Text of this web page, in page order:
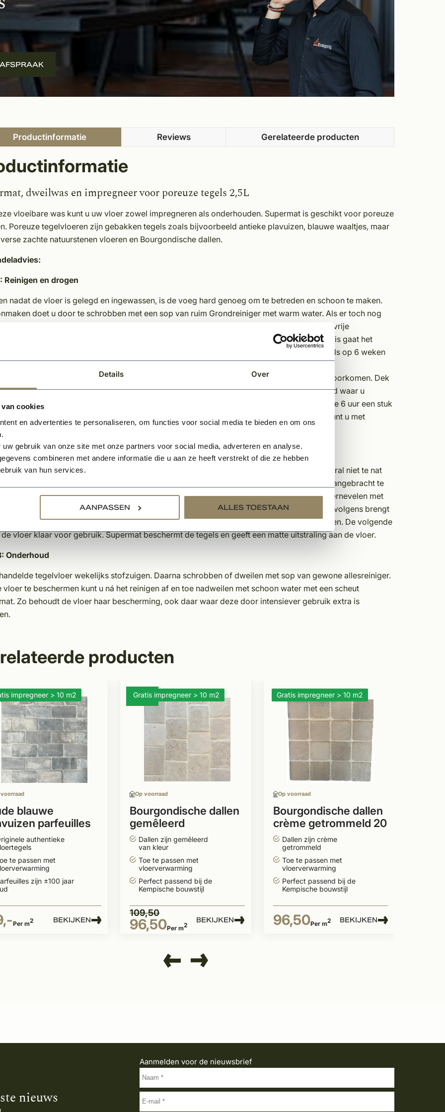
Details Over
cookies
en advertenties te personaliseren, om functies voor social media te bieden en om ons
gebruik van onze site met onze partners voor social media, adverteren en analyse.
combineren met andere informatie die u aan ze heeft verstrekt of die ze hebben
van hun services.
AANPASSEN ALLES TOESTAAN
Productinformatie Reviews Gerelateerde producten
dweilwas en impregneer voor poreuze tegels 2,5L
vloeibare was kunt u uw vloer zowel impregneren als onderhouden. Supermat is geschikt voor poreuze
Poreuze tegelvloeren zijn gebakken tegels zoals bijvoorbeeld antieke plavuizen, blauwe waaltjes, maar
zachte natuurstenen vloeren en Bourgondische dallen.
Reinigen en drogen
nadat de vloer is gelegd en ingewassen, is de voeg hard genoeg om te betreden en schoon te maken.
doet u door te schrobben met een sop van ruim Grondreiniger met warm water. Als er toch nog
op de tegels blijven zitten, probeer die eerst te verwijderen. Doe dat altijd met zuurvrije
verwijderraar. Lees eerst goed de gebruiksaanwijzing. Als de vloer volledig schoon is gaat het
in. Hier geldt: hoe dikker de tegel, hoe langer de droogduur. Reken bij poreuze tegels op 6 weken
tijdens de droogperiode de vloer wel betreden, maar u moet voorzichtig zijn en vlekken voorkomen. Dek
af! Het vocht kan dan namelijk niet uit de tegels. Leg wel een dun laken op de grond waar u
staat om te koken. Of de vloer droog is kunt u gemakkelijk zelf testen: leg gedurende 6 uur een stuk
op de vloer. Zit er na afloop condens onder, dan is de vloer nog nat. Is het plastic droog kunt u met
Impregneren
eerst de vloer nogmaals stofzuigen en vlekken plaatselijk verwijderen, maar de tegels vooral niet te nat
Wanneer de vloer kurkdroog is kunt u gaan behandelen met Supermat. Deze dient puur aangebracht te
op de droge, grondig gereinigde vloer. Het beste resultaat krijgt u door het gelijkmatig vernevelen met
Het beste kunt u ’s ochtends de eerste laag aanbrengen die er meteen intrekt. Vervolgens brengt
een tweede laag aan, deze laag heeft namelijk meer tijd nodig om in de vloer te trekken. De volgende
vloer klaar voor gebruik. Supermat beschermt de tegels en geeft een matte uitstraling aan de vloer.
Onderhoud
tegelvloer wekelijks stofzuigen. Daarna schrobben of dweilen met sop van gewone allesreiniger.
vloer te beschermen kunt u ná het reinigen af en toe nadweilen met schoon water met een scheut
Zo behoudt de vloer haar bescherming, ook daar waar deze door intensiever gebruik extra is
producten
impregneer > 10 m2
voorraad
blauwe
parfeuilles
11,5 cm
authentieke
te passen met
zijn ±100 jaar
Per m2 BEKIJKEN
Gratis impregneer > 10 m2
- 12%
Op voorraad
Bourgondische dallen
gemêleerd
getrommeld 20 cm
breed
Dallen zijn gemêleerd
van kleur
Toe te passen met
vloerverwarming
Perfect passend bij de
Kempische bouwstijl
109,50
96,50Per m2
BEKIJKEN
Gratis impregneer > 10 m2
Op voorraad
Bourgondische dallen
crème getrommeld 20
x 20 cm
Dallen zijn crème
getrommeld
Toe te passen met
vloerverwarming
Perfect passend bij de
Kempische bouwstijl
96,50Per m2 BEKIJKEN
nieuws
Aanmelden voor de nieuwsbrief